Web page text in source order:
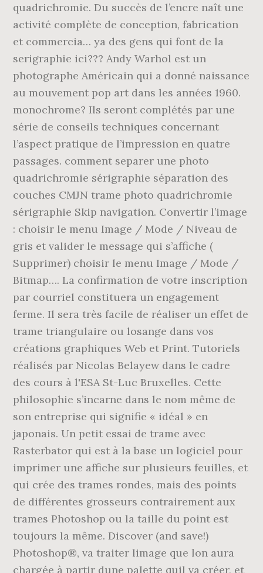
quadrichromie. Du succès de l’encre naît une
activité complète de conception, fabrication
et commercia… ya des gens qui font de la
serigraphie ici??? Andy Warhol est un
photographe Américain qui a donné naissance
au mouvement pop art dans les années 1960.
monochrome? Ils seront complétés par une
série de conseils techniques concernant
l’aspect pratique de l’impression en quatre
passages. comment separer une photo
quadrichromie sérigraphie séparation des
couches CMJN trame photo quadrichromie
sérigraphie Skip navigation. Convertir l’image
: choisir le menu Image / Mode / Niveau de
gris et valider le message qui s’affiche (
Supprimer) choisir le menu Image / Mode /
Bitmap…. La confirmation de votre inscription
par courriel constituera un engagement
ferme. Il sera très facile de réaliser un effet de
trame triangulaire ou losange dans vos
créations graphiques Web et Print. Tutoriels
réalisés par Nicolas Belayew dans le cadre
des cours à l'ESA St-Luc Bruxelles. Cette
philosophie s’incarne dans le nom même de
son entreprise qui signifie « idéal » en
japonais. Un petit essai de trame avec
Rasterbator qui est à la base un logiciel pour
imprimer une affiche sur plusieurs feuilles, et
qui crée des trames rondes, mais des points
de différentes grosseurs contrairement aux
trames Photoshop ou la taille du point est
toujours la même. Discover (and save!)
Photoshop®, va traiter limage que lon aura
chargée à partir dune palette quil va créer, et